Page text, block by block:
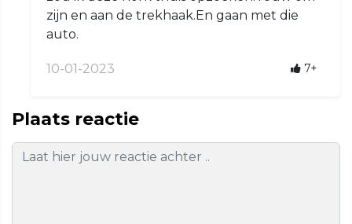
zijn en aan de trekhaak.En gaan met die
auto.
10-01-2023 7+
Plaats reactie